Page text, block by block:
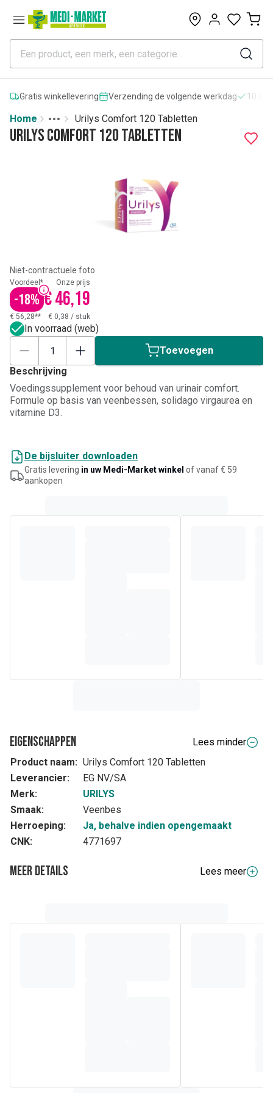
0
Gratis winkellevering Verzending de volgende werkdag
Home
More
Toggle menu
Urilys Comfort 120 Tabletten
Urilys Comfort 120 Tabletten
Niet-contractuele foto
Voordeel*
-18%
Onze prijs
€ 46,19
€ 56,28** € 0,38 / stuk
In voorraad (web)
Toevoegen
Beschrijving
Voedingssupplement voor behoud van urinair comfort.
Formule op basis van veenbessen, solidago virgaurea en
vitamine D3.
De bijsluiter downloaden
Gratis levering in uw Medi-Market winkel of vanaf € 59
aankopen
Eigenschappen
Lees minder
Product naam: Urilys Comfort 120 Tabletten
Leverancier:
EG NV/SA
Merk:
URILYS
Smaak:
Veenbes
Herroeping:
Ja, behalve indien opengemaakt
CNK:
4771697
Meer details
Lees meer
kwaliteitsnormen. 96% van de gebruiksters zijn tevreden